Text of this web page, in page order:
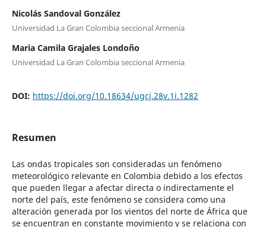
Nicolás Sandoval González
Universidad La Gran Colombia seccional Armenia
Maria Camila Grajales Londoño
Universidad La Gran Colombia seccional Armenia
DOI: https://doi.org/10.18634/ugcj.28v.1i.1282
Resumen
Las ondas tropicales son consideradas un fenómeno
meteorológico relevante en Colombia debido a los efectos
que pueden llegar a afectar directa o indirectamente el
norte del país, este fenómeno se considera como una
alteración generada por los vientos del norte de África que
se encuentran en constante movimiento y se relaciona con